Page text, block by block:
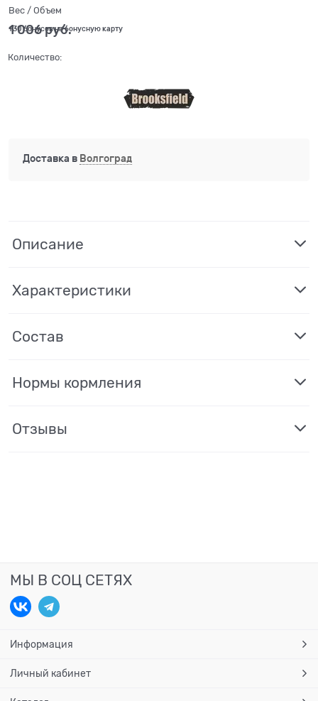
Вес / Объем
1 006 руб.
+30 бонусов на бонусную карту
Количество:
Доставка в Волгоград
Описание
Характеристики
Состав
Нормы кормления
Отзывы
МЫ В СОЦ СЕТЯХ
Информация
Личный кабинет